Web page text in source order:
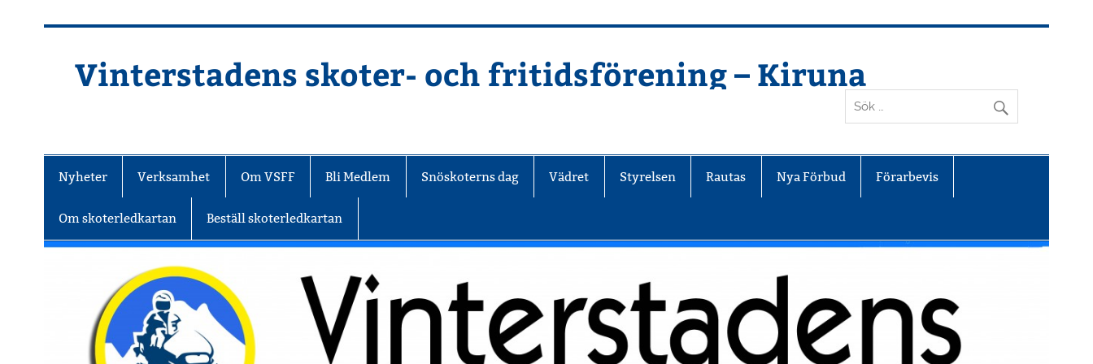
Vinterstadens skoter- och fritidsförening – Kiruna
Nyheter Verksamhet Om VSFF Bli Medlem Snöskoterns dag Vädret Styrelsen Rautas Nya Förbud Förarbevis
Om skoterledkartan Beställ skoterledkartan